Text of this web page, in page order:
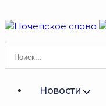
Новости